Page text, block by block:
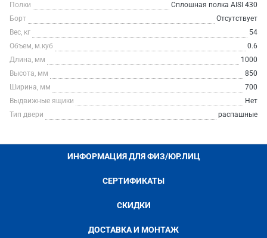
Полки
Сплошная полка AISI 430
Борт
Отсутствует
Вес, кг
54
Объем, м.куб
0.6
Длина, мм
1000
Высота, мм
850
Ширина, мм
700
Выдвижные ящики
Нет
Тип двери
распашные
ИНФОРМАЦИЯ ДЛЯ ФИЗ/ЮР.ЛИЦ
СЕРТИФИКАТЫ
СКИДКИ
ДОСТАВКА И МОНТАЖ